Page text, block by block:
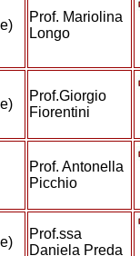
Prof. Mariolina
Longo
Prof.Giorgio
Fiorentini
Prof. Antonella
Picchio
Prof.ssa
Daniela Preda